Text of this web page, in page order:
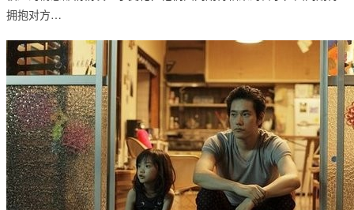
拥抱对方…